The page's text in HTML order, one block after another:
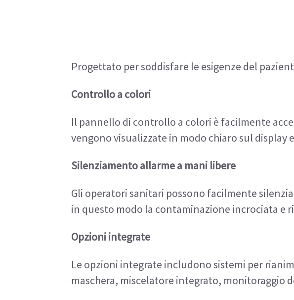
Progettato per soddisfare le esigenze del
Controllo a colori
Il pannello di controllo a colori è facilmente
vengono visualizzate in modo chiaro sul
Silenziamento allarme a mani libere
Gli operatori sanitari possono facilmente
in questo modo la contaminazione incrociata e
Opzioni integrate
Le opzioni integrate includono sistemi per
maschera, miscelatore integrato, monitoraggio